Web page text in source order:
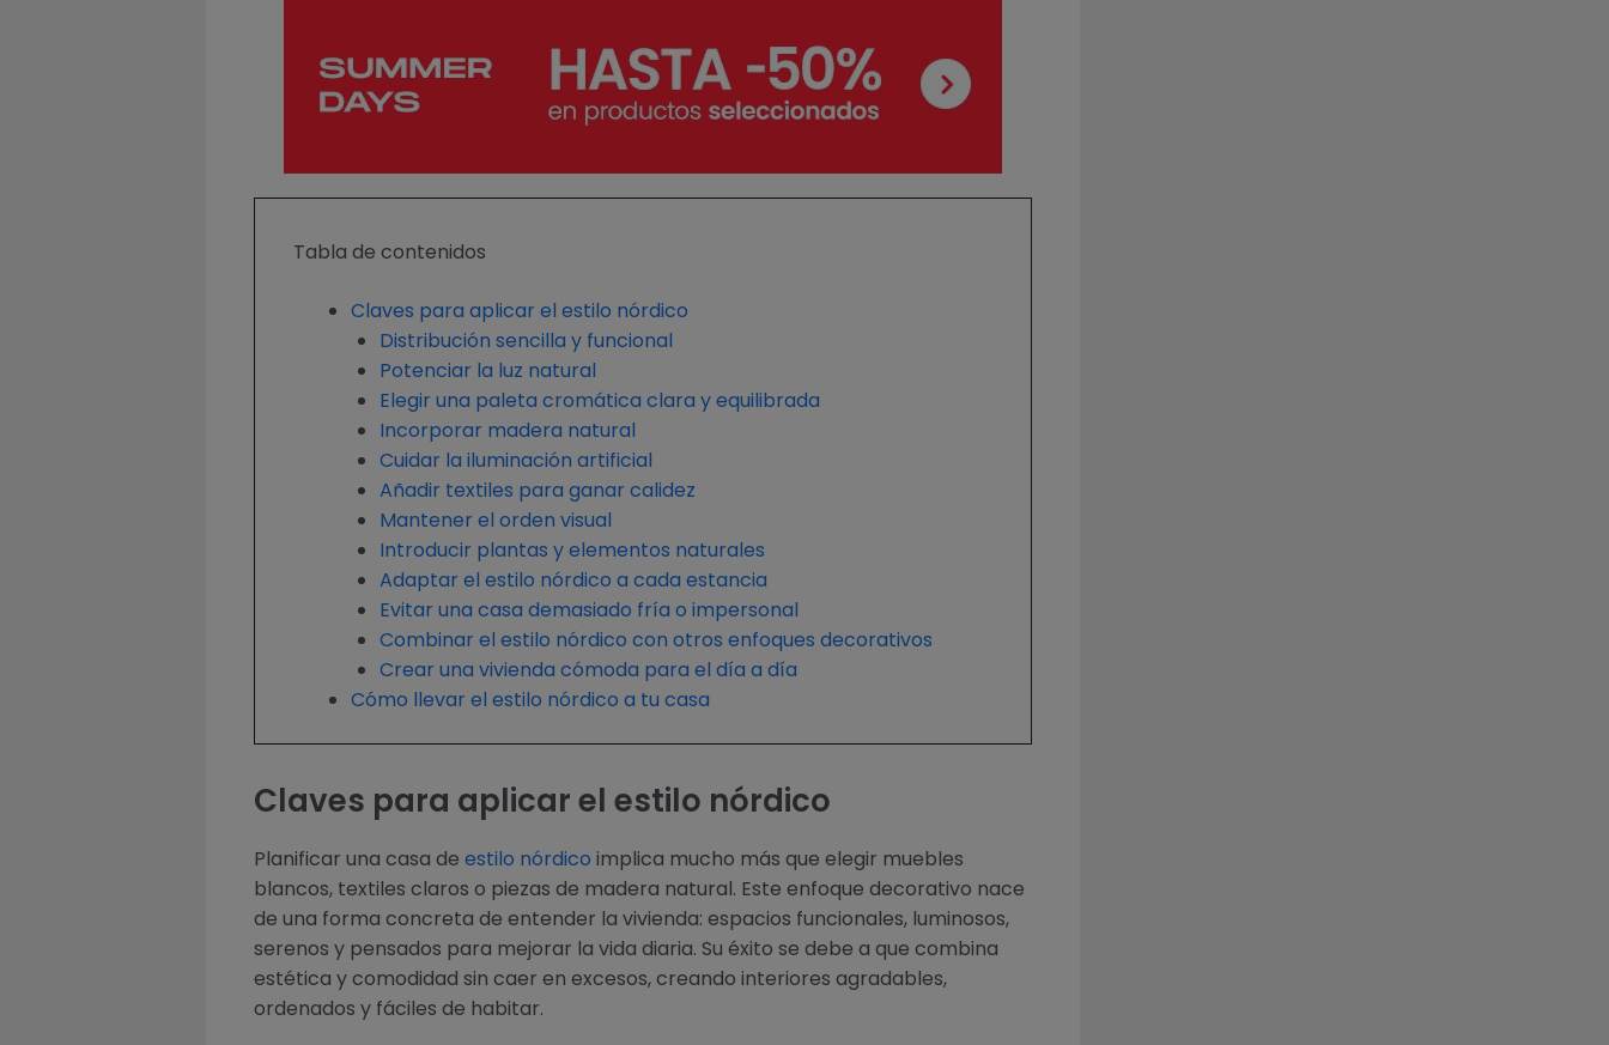
Tabla de contenidos
Claves para aplicar el estilo nórdico
Distribución sencilla y funcional
Potenciar la luz natural
Elegir una paleta cromática clara y equilibrada
Incorporar madera natural
Cuidar la iluminación artificial
Añadir textiles para ganar calidez
Mantener el orden visual
Introducir plantas y elementos naturales
Adaptar el estilo nórdico a cada estancia
Evitar una casa demasiado fría o impersonal
Combinar el estilo nórdico con otros enfoques decorativos
Crear una vivienda cómoda para el día a día
Cómo llevar el estilo nórdico a tu casa
Claves para aplicar el estilo nórdico
Planificar una casa de estilo nórdico implica mucho más que elegir muebles
blancos, textiles claros o piezas de madera natural. Este enfoque decorativo nace
de una forma concreta de entender la vivienda: espacios funcionales, luminosos,
serenos y pensados para mejorar la vida diaria. Su éxito se debe a que combina
estética y comodidad sin caer en excesos, creando interiores agradables,
ordenados y fáciles de habitar.